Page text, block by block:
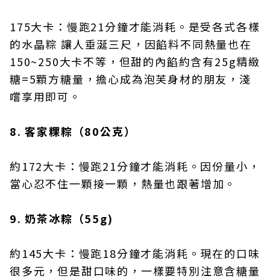
175大卡：慢跑21分鐘才能消耗。是受各式各樣
的水晶粽 讓人垂涎三尺，因餡料不同熱量也在
150~250大卡不等，但甜的內餡約含有25g精緻
糖=5顆方糖量，擔心成為泡芙身材的朋友，淺
嚐享用即可。
8. 客家粿粽（80公克）
約172大卡：慢跑21分鐘才能消耗。因份量小，
當心忍不住一顆接一顆，熱量也跟著增加。
9. 奶茶冰粽（55g)
約145大卡：慢跑18分鐘才能消耗。現在的口味
很多元，但是甜口味的，一樣要特別注意含糖量